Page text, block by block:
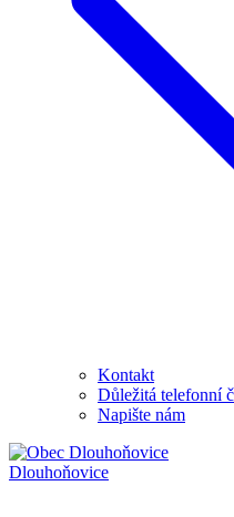
Kontakt
Důležitá telefonní
Napište nám
Dlouhoňovice